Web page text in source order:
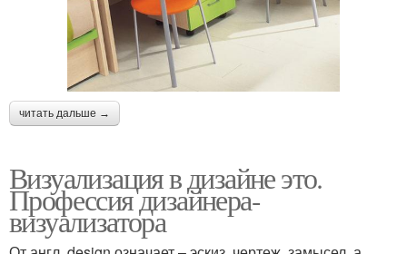
читать дальше →
Визуализация в дизайне это.
Профессия дизайнера-
визуализатора